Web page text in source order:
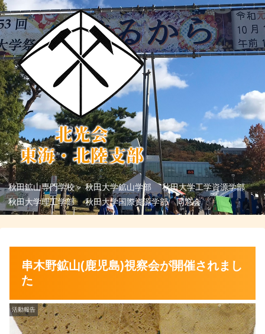
秋田鉱山専門学校 秋田大学鉱山学部 秋田大学工学資源学部
秋田大学理工学部 秋田大学国際資源学部 同窓会
串木野鉱山(鹿児島)視察会が開催されまし
た
活動報告